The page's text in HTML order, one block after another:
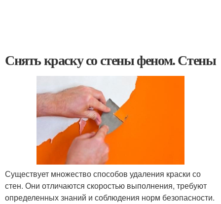
Снять краску со стены феном. Стены
Существует множество способов удаления краски со
стен. Они отличаются скоростью выполнения, требуют
определенных знаний и соблюдения норм безопасности.